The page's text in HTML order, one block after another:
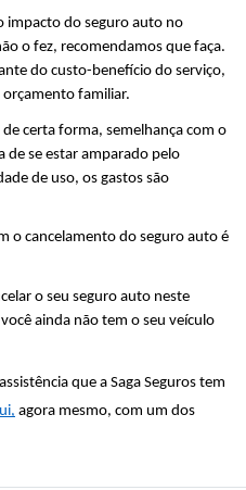
impacto do seguro auto no
o fez, recomendamos que faça.
do custo-benefício do serviço,
orçamento familiar.
certa forma, semelhança com o
de se estar amparado pelo
de uso, os gastos são
o cancelamento do seguro auto é
o seu seguro auto neste
ainda não tem o seu veículo
que a Saga Seguros tem
, agora mesmo, com um dos